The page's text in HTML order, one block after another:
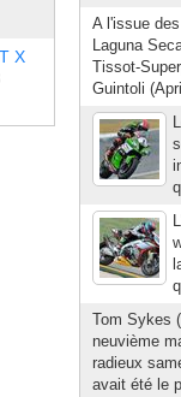
X
A l'issue
Laguna
Tissot-
Guintoli
Tom Sykes
neuvième
radieux
avait été le